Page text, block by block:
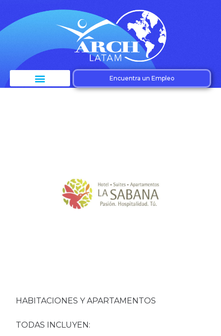
Encuentra un Empleo
HABITACIONES Y APARTAMENTOS
TODAS INCLUYEN: